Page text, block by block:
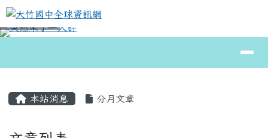
跳至主內容區
大竹國中全球資訊網
⏸
本站消息 分月文章